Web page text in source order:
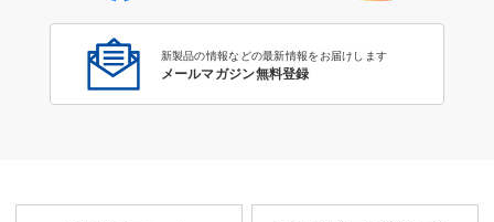
新製品の情報などの最新情報をお届けします
メールマガジン無料登録